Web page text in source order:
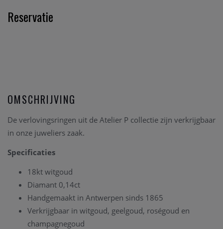
Reservatie
OMSCHRIJVING
De verlovingsringen uit de Atelier P collectie zijn verkrijgbaar
in onze juweliers zaak.
Specificaties
18kt witgoud
Diamant 0,14ct
Handgemaakt in Antwerpen sinds 1865
Verkrijgbaar in witgoud, geelgoud, roségoud en
champagnegoud